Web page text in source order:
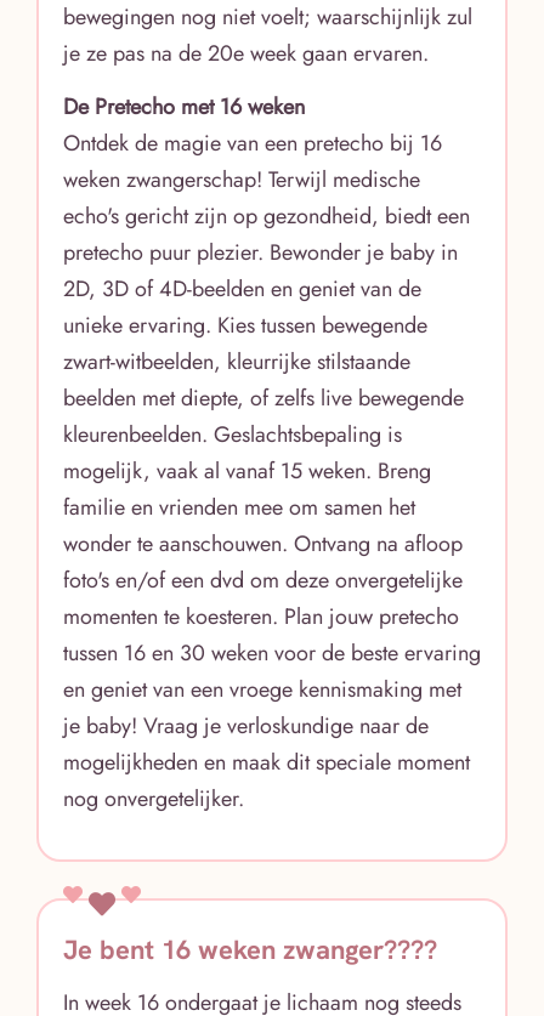
bewegingen nog niet voelt; waarschijnlijk zul
je ze pas na de 20e week gaan ervaren.
De Pretecho met 16 weken
Ontdek de magie van een pretecho bij 16
weken zwangerschap! Terwijl medische
echo's gericht zijn op gezondheid, biedt een
pretecho puur plezier. Bewonder je baby in
2D, 3D of 4D-beelden en geniet van de
unieke ervaring. Kies tussen bewegende
zwart-witbeelden, kleurrijke stilstaande
beelden met diepte, of zelfs live bewegende
kleurenbeelden. Geslachtsbepaling is
mogelijk, vaak al vanaf 15 weken. Breng
familie en vrienden mee om samen het
wonder te aanschouwen. Ontvang na afloop
foto's en/of een dvd om deze onvergetelijke
momenten te koesteren. Plan jouw pretecho
tussen 16 en 30 weken voor de beste ervaring
en geniet van een vroege kennismaking met
je baby! Vraag je verloskundige naar de
mogelijkheden en maak dit speciale moment
nog onvergetelijker.
Je bent 16 weken zwanger????
In week 16 ondergaat je lichaam nog steeds